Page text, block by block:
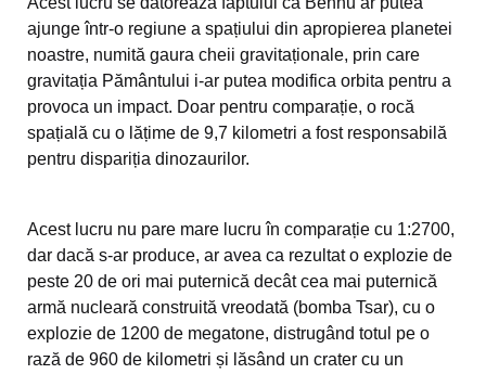
ajunge într-o regiune a spațiului din apropierea planetei
noastre, numită gaura cheii gravitaționale, prin care
gravitația Pământului i-ar putea modifica orbita pentru a
provoca un impact. Doar pentru comparație, o rocă
spațială cu o lățime de 9,7 kilometri a fost responsabilă
pentru dispariția dinozaurilor.
Acest lucru nu pare mare lucru în comparație cu 1:2700,
dar dacă s-ar produce, ar avea ca rezultat o explozie de
peste 20 de ori mai puternică decât cea mai puternică
armă nucleară construită vreodată (bomba Tsar), cu o
explozie de 1200 de megatone, distrugând totul pe o
rază de 960 de kilometri și lăsând un crater cu un